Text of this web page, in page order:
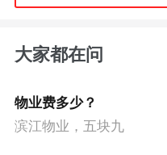
大家都在问
物业费多少？
滨江物业，五块九